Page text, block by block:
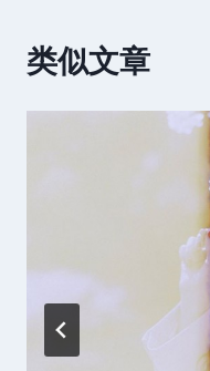
类似文章